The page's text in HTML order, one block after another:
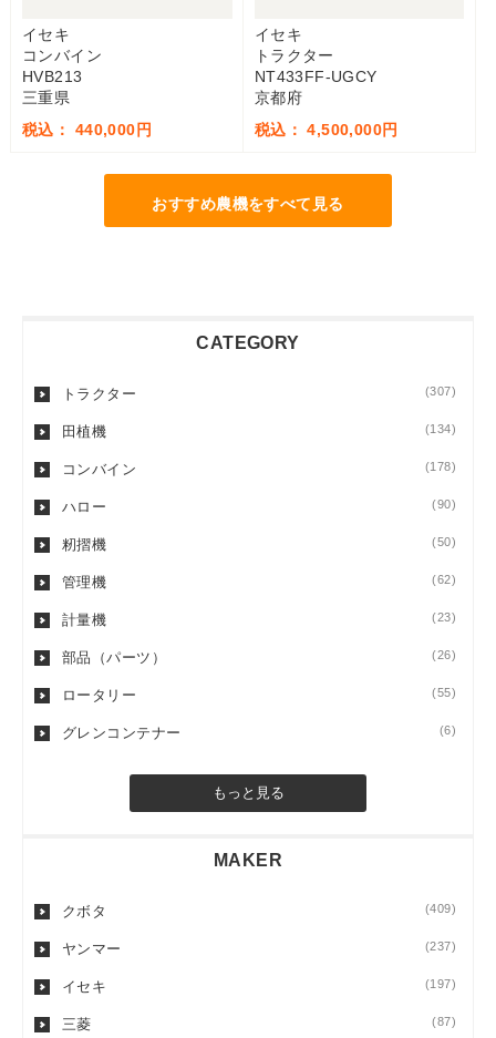
イセキ
コンバイン
HVB213
三重県
税込： 440,000円
イセキ
トラクター
NT433FF-UGCY
京都府
税込： 4,500,000円
おすすめ農機をすべて見る
CATEGORY
トラクター (307)
田植機 (134)
コンバイン (178)
ハロー (90)
籾摺機 (50)
管理機 (62)
計量機 (23)
部品（パーツ） (26)
ロータリー (55)
グレンコンテナー (6)
もっと見る
MAKER
クボタ (409)
ヤンマー (237)
イセキ (197)
三菱 (87)